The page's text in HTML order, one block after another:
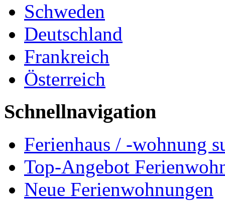
Schweden
Deutschland
Frankreich
Österreich
Schnellnavigation
Ferienhaus / -wohnung
Top-Angebot
Neue Ferienwohnungen